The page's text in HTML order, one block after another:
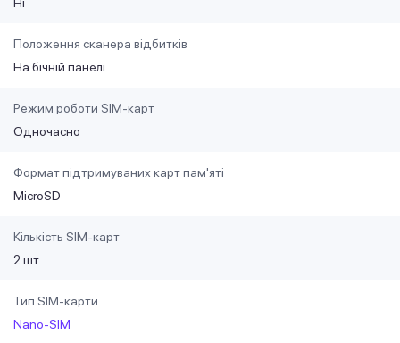
Положення сканера відбитків
На бічній панелі
Режим роботи SIM-карт
Одночасно
Формат підтримуваних карт пам'яті
MicroSD
Кількість SIM-карт
2 шт
Тип SIM-карти
Nano-SIM